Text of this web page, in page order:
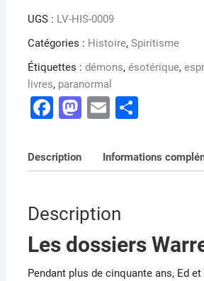
dossiers
Warren
UGS : LV-HIS-0009
Catégories : Histoire, Spiritisme
Étiquettes : démons, ésotérique,
livres, paranormal
F
c
e
o
o
k
M
st
o
o
n
E
ai
l
P
ta
g
Description Informations
Description
Les dossiers
Pendant plus de cinquante ans, Ed